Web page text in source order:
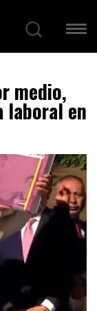
medio,
laboral en